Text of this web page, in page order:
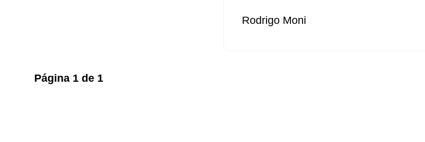
Rodrigo Moni
Página 1 de 1